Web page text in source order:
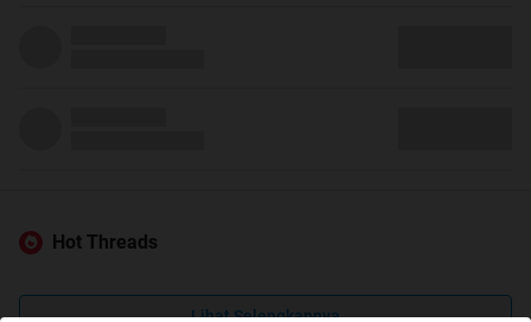
Hot Threads
Lihat Selengkapnya